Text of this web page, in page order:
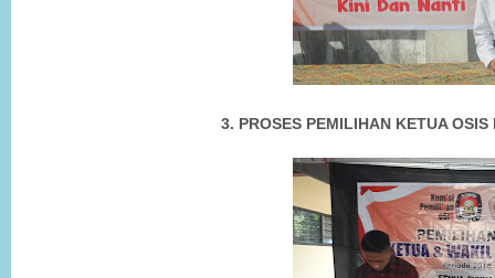
3. PROSES PEMILIHAN KETUA